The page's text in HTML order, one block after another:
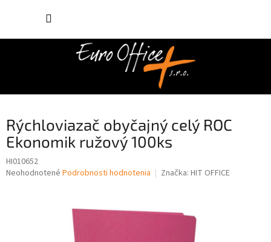
Rýchloviazač obyčajný celý ROC
Ekonomik ružový 100ks
HI010652
Priemerné
Neohodnotené Podrobnosti hodnotenia Značka: HIT OFFICE